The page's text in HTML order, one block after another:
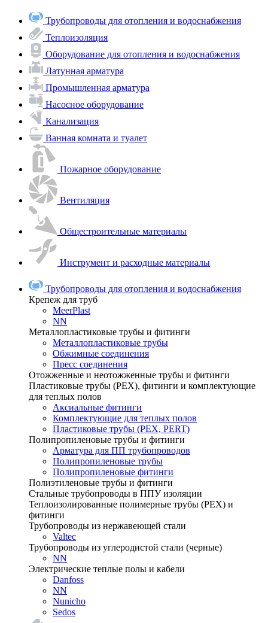
Трубопроводы для отопления и водоснабжения
Теплоизоляция
Оборудование для отопления и водоснабжения
Латунная арматура
Промышленная арматура
Насосное оборудование
Канализация
Ванная комната и туалет
Пожарное оборудование
Вентиляция
Общестроительные материалы
Инструмент и расходные материалы
Трубопроводы для отопления и водоснабжения
Крепеж для труб
MeerPlast
NN
Металлопластиковые трубы и фитинги
Металлопластиковые трубы
Обжимные соединения
Пресс соединения
Отожженные и неотожженные трубы и фитинги
Пластиковые трубы (РЕХ), фитинги и комплектующие
для теплых полов
Аксиальные фитинги
Комплектующие для теплых полов
Пластиковые трубы (РЕХ, PERT)
Полипропиленовые трубы и фитинги
Арматура для ПП трубопроводов
Полипропиленовые трубы
Полипропиленовые фитинги
Полиэтиленовые трубы и фитинги
Стальные трубопроводы в ППУ изоляции
Теплоизолированные полимерные трубы (РЕХ) и
фитинги
Трубопроводы из нержавеющей стали
Valtec
Трубопроводы из углеродистой стали (черные)
NN
Электрические теплые полы и кабели
Danfoss
NN
Nunicho
Sedos